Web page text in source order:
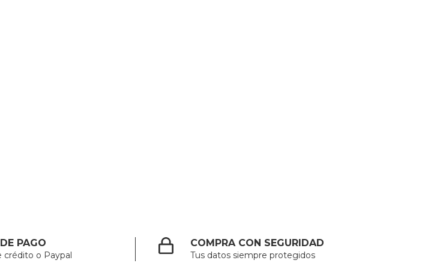
PAGO
crédito o Paypal
COMPRA CON SEGURIDAD
Tus datos siempre protegidos